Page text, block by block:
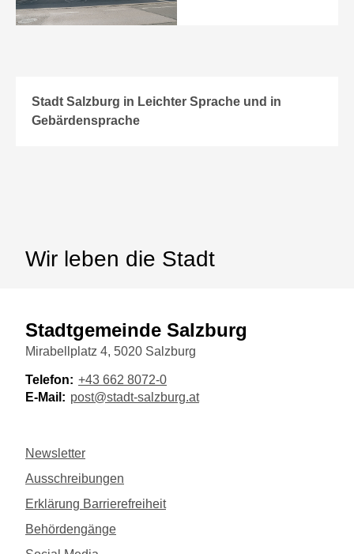
Stadt Salzburg in Leichter Sprache und in
Gebärdensprache
Wir leben die Stadt
Stadtgemeinde Salzburg
Mirabellplatz 4, 5020 Salzburg
Telefon: +43 662 8072-0
E-Mail: post@stadt-salzburg.at
Newsletter
Ausschreibungen
Erklärung Barrierefreiheit
Behördengänge